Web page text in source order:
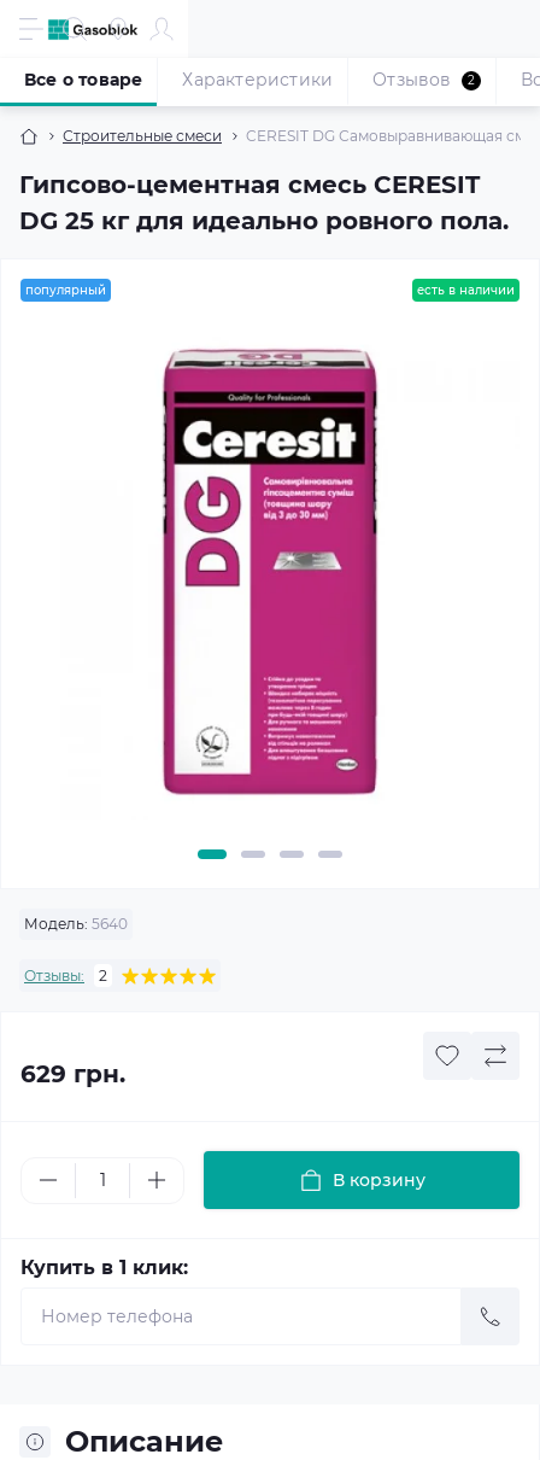
Строительные смеси CERESIT DG Самовыравнивающая
Гипсово-цементная смесь CERESIT
DG 25 кг для идеально ровного пола.
Все о товаре Характеристики Отзывов 2
популярный есть в наличии
Модель: 5640
Отзывы: 2
629 грн.
В корзину
Купить в 1 клик:
Описание